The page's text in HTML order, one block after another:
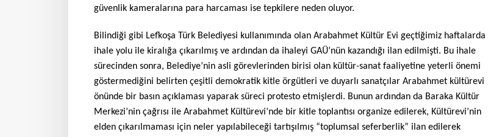
güvenlik kameralarına para harcaması ise tepkilere neden oluyor.
Bilindiği gibi Lefkoşa Türk Belediyesi kullanımında olan Arabahmet Kültür Evi geçtiğimiz haftalarda
ihale yolu ile kiralığa çıkarılmış ve ardından da ihaleyi GAÜ’nün kazandığı ilan edilmişti. Bu ihale
sürecinden sonra, Belediye’nin asli görevlerinden birisi olan kültür-sanat faaliyetine yeterli önemi
göstermediğini belirten çeşitli demokratik kitle örgütleri ve duyarlı sanatçılar Arabahmet kültürevi
önünde bir basın açıklaması yaparak süreci protesto etmişlerdi. Bunun ardından da Baraka Kültür
Merkezi’nin çağrısı ile Arabahmet Kültürevi’nde bir kitle toplantısı organize edilerek, Kültürevi’nin
elden çıkarılmaması için neler yapılabileceği tartışılmış “toplumsal seferberlik” ilan edilerek